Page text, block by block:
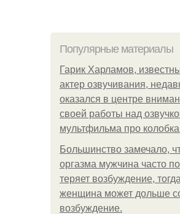
Популярные материалы
Гарик Харламов,
актер озвучивания,
оказался в центре
своей работы над
мультфильма про
Большинство замечало,
оргазма мужчина часто
теряет возбуждение,
женщина может дольше
возбуждение.